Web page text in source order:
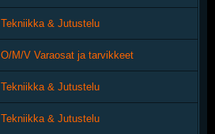
Tekniikka & Jutustelu
O/M/V Varaosat ja tarvikkeet
Tekniikka & Jutustelu
Tekniikka & Jutustelu